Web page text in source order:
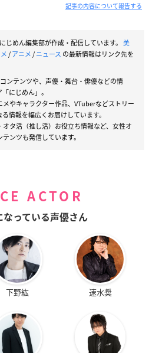
記事の内容について報告する
じめん編集部が作成・配信しています。 美
/アニメ/ニュース の最新情報はリンク先を
ンテンツや、声優・舞台・俳優などの情
にじめん」。
やキャラクター作品、VTuberなどストリー
情報を幅広くお届けしています。
タ活（推し活）お役立ち情報など、女性オ
ンツも発信しています。
ACTOR
なっている声優さん
下野紘 速水奨